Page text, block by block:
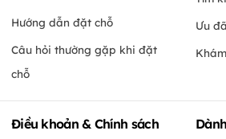
Hướng dẫn đặt chỗ
Câu hỏi thường gặp khi đặt
chỗ
Ưu
Điều khoản & Chính sách